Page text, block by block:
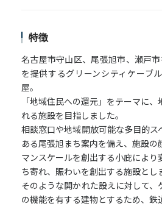
特徴
名古屋市守山区、尾張旭市、瀬戸
を提供するグリーンシティケーブ
屋。
「地域住民への還元」をテーマに
れる施設を目指しました。
相談窓口や地域開放可能な多目的ス
ある尾張旭まち案内を備え、施設
マンスケールを創出する小庇によ
ち寄れ、賑わいを創出する施設とし
そのような開かれた設えに対して、
の機能を有する建物とするため、鉄